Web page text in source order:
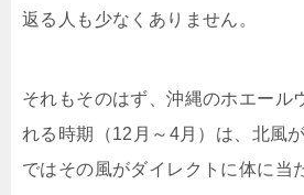
返る人も少なくありません。
それもそのはず、沖縄のホエール
れる時期（12月～4月）は、北風
ではその風がダイレクトに体に当